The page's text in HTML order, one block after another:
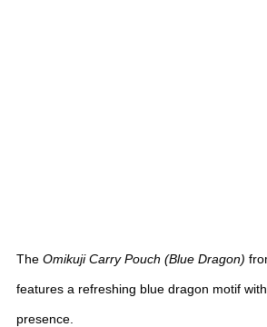
The Omikuji Carry Pouch (Blue Dragon)
features a refreshing blue dragon motif
presence.